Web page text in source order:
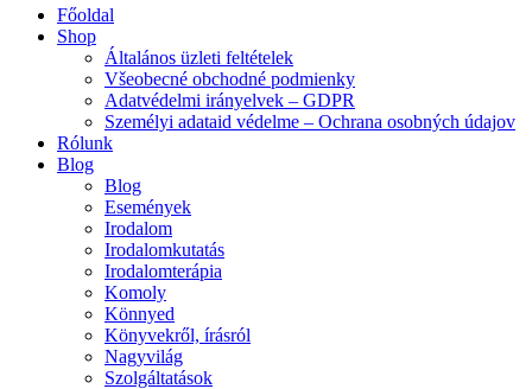
Menu
Főoldal
Shop
Általános üzleti feltételek
Všeobecné obchodné podmienky
Adatvédelmi irányelvek – GDPR
Személyi adataid védelme – Ochrana osobných údajov
Rólunk
Blog
Blog
Események
Irodalom
Irodalomkutatás
Irodalomterápia
Komoly
Könnyed
Könyvekről, írásról
Nagyvilág
Szolgáltatások